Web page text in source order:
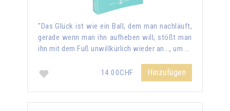
"Das Glück ist wie ein Ball, dem man nachläuft,
gerade wenn man ihn aufheben will, stößt man
ihn mit dem Fuß unwillkürlich wieder an..., um …
14.00CHF Hinzufügen